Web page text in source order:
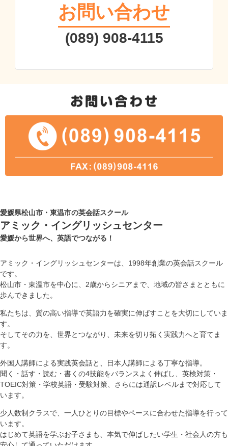
お問い合わせ
(089) 908-4115
愛媛県松山市・東温市の英会話スクール
アミック・イングリッシュセンター
愛媛から世界へ、英語でつながる！
アミック・イングリッシュセンターは、1998年創業の英会話スクール
です。
松山市・東温市を中心に、2歳からシニアまで、地域の皆さまとともに
歩んできました。
私たちは、質の高い指導で英語力を確実に伸ばすことを大切にしていま
す。
そしてその力を、世界とつながり、未来を切り拓く実践力へと育てま
す。
外国人講師による実践英会話と、日本人講師による丁寧な指導。
聞く・話す・読む・書くの4技能をバランスよく伸ばし、英検対策・
TOEIC対策・学校英語・受験対策、さらには通訳レベルまで対応して
います。
少人数制クラスで、一人ひとりの目標やペースに合わせた指導を行って
います。
はじめて英語を学ぶお子さまも、本気で伸ばしたい学生・社会人の方も